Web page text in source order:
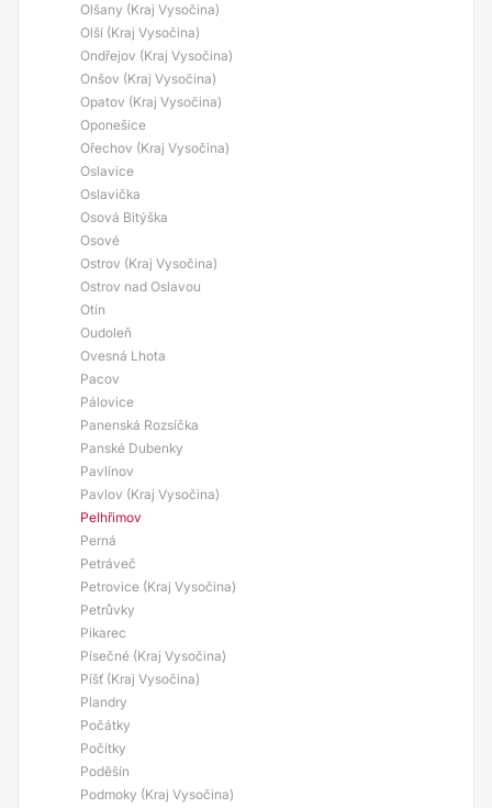
Olšany (Kraj Vysočina)
Olší (Kraj Vysočina)
Ondřejov (Kraj Vysočina)
Onšov (Kraj Vysočina)
Opatov (Kraj Vysočina)
Oponešice
Ořechov (Kraj Vysočina)
Oslavice
Oslavička
Osová Bitýška
Osové
Ostrov (Kraj Vysočina)
Ostrov nad Oslavou
Otín
Oudoleň
Ovesná Lhota
Pacov
Pálovice
Panenská Rozsíčka
Panské Dubenky
Pavlínov
Pavlov (Kraj Vysočina)
Pelhřimov
Perná
Petráveč
Petrovice (Kraj Vysočina)
Petrůvky
Pikarec
Písečné (Kraj Vysočina)
Píšť (Kraj Vysočina)
Plandry
Počátky
Počítky
Poděšín
Podmoky (Kraj Vysočina)